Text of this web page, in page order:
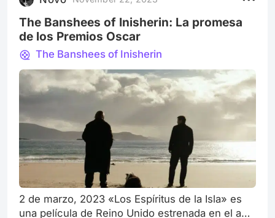
historia es contada a través de 12
The Banshees of Inisherin: La promesa
de los Premios Oscar
The Banshees of Inisherin
2 de marzo, 2023 «Los Espíritus de la Isla» es
una película de Reino Unido estrenada en el año